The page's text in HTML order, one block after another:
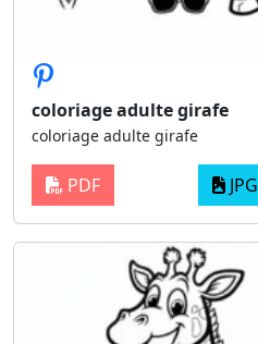
coloriage adulte girafe
coloriage adulte girafe
PDF JPG